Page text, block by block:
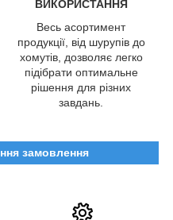
ВИКОРИСТАННЯ
Весь асортимент
продукції, від шурупів до
хомутів, дозволяє легко
підібрати оптимальне
рішення для різних
завдань.
замовлення